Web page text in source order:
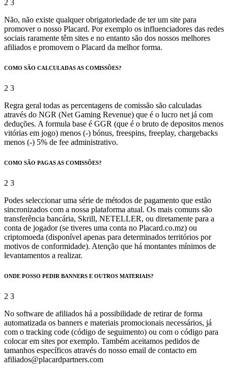
Não, não existe qualquer obrigatoriedade de ter um site para
promover o nosso Placard. Por exemplo os influenciadores das redes
sociais raramente têm sites e no entanto são dos nossos melhores
afiliados e promovem o Placard da melhor forma.
COMO SÃO CALCULADAS AS COMISSÕES?
Regra geral todas as percentagens de comissão são calculadas
através do NGR (Net Gaming Revenue) que é o lucro net já com
deduções. A formula base é GGR (que é o bruto de depositos menos
vitórias em jogo) menos (-) bónus, freespins, freeplay, chargebacks
menos (-) 5% de fee administrativo.
COMO SÃO PAGAS AS COMISSÕES?
Podes seleccionar uma série de métodos de pagamento que estão
sincronizados com a nossa plataforma atual. Os mais comuns são
transferência bancária, Skrill, NETELLER, ou diretamente para a
conta de jogador (se tiveres uma conta no Placard.co.mz) ou
criptomoeda (disponível apenas para determinados territórios por
motivos de conformidade). Atenção que há montantes mínimos de
levantamentos a realizar.
ONDE POSSO PEDIR BANNERS E OUTROS MATERIAIS?
No software de afiliados há a possibilidade de retirar de forma
automatizada os banners e materiais promocionais necessários, já
com o tracking code (código de seguimento) ou com o código para
colocar em sites por exemplo. Também aceitamos pedidos de
tamanhos específicos através do nosso email de contacto em
afiliados@placardpartners.com